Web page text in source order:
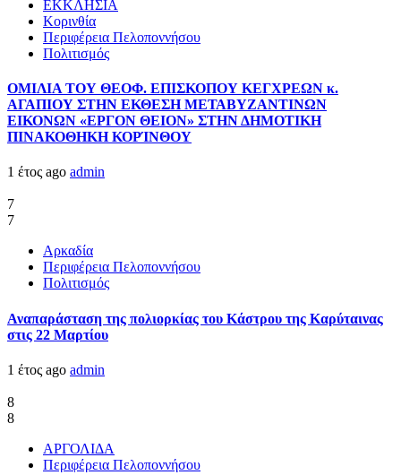
ΕΚΚΛΗΣΙΑ
Κορινθία
Περιφέρεια Πελοποννήσου
Πολιτισμός
ΟΜΙΛΙΑ ΤΟΥ ΘΕΟΦ. ΕΠΙΣΚΟΠΟΥ ΚΕΓΧΡΕΩΝ κ.
ΑΓΑΠΙΟΥ ΣΤΗΝ ΕΚΘΕΣΗ ΜΕΤΑΒΥΖΑΝΤΙΝΩΝ
ΕΙΚΟΝΩΝ «ΕΡΓΟΝ ΘΕΙΟΝ» ΣΤΗΝ ΔΗΜΟΤΙΚΗ
ΠΙΝΑΚΟΘΗΚΗ ΚΟΡΊΝΘΟΥ
1 έτος ago admin
7
7
Αρκαδία
Περιφέρεια Πελοποννήσου
Πολιτισμός
Αναπαράσταση της πολιορκίας του Κάστρου της Καρύταινας
στις 22 Μαρτίου
1 έτος ago admin
8
8
ΑΡΓΟΛΙΔΑ
Περιφέρεια Πελοποννήσου